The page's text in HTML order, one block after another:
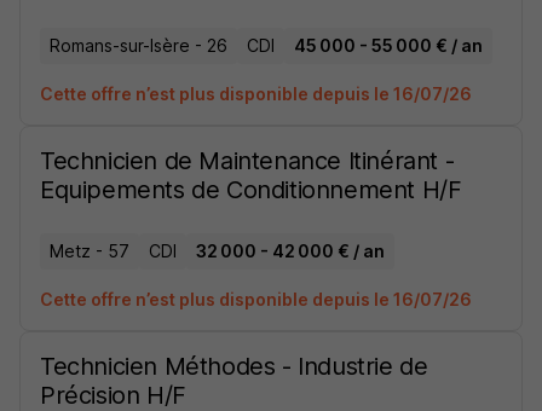
Romans-sur-Isère - 26 CDI 45 000 - 55 000 € / an
Cette offre n’est plus disponible depuis le 16/07/26
Technicien de Maintenance Itinérant -
Equipements de Conditionnement H/F
Metz - 57 CDI 32 000 - 42 000 € / an
Cette offre n’est plus disponible depuis le 16/07/26
Technicien Méthodes - Industrie de
Précision H/F